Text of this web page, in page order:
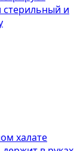
стерильный и